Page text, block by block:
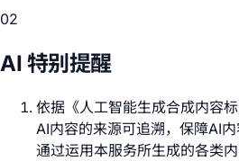
02
AI 特别提醒
依据《人工智能生成合成内容
AI内容的来源可追溯，保障AI
通过运用本服务所生成的各类